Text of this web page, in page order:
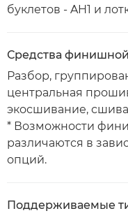
буклетов - AH1 и
Средства
Разбор,
центральная
экосшивание,
* Возможности
различаются в
опций.
Поддерживаемые